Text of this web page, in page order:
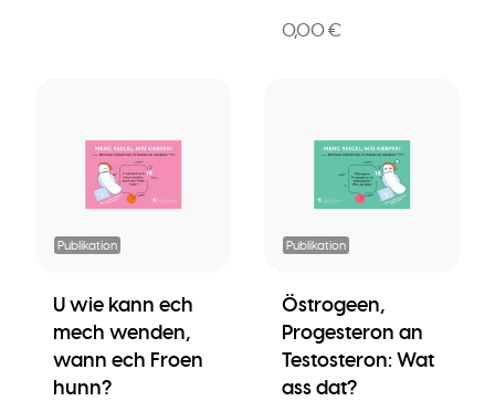
0,00 €
Publikation
U wie kann ech
mech wenden,
wann ech Froen
hunn?
Publikation
Östrogeen,
Progesteron an
Testosteron: Wat
ass dat?